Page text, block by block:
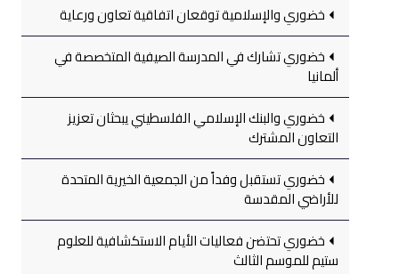
خضوري والإسلامية توقعان اتفاقية تعاون ورعاية
خضوري تشارك في المدرسة الصيفية المتخصصة في
ألمانيا
خضوري والبنك الإسلامي الفلسطيني يبحثان تعزيز
التعاون المشترك
خضوري تستقبل وفداً من الجمعية الخيرية المتحدة
للأراضي المقدسة
خضوري تحتضن فعاليات الأيام الاستكشافية للعلوم
ستيم للموسم الثالث